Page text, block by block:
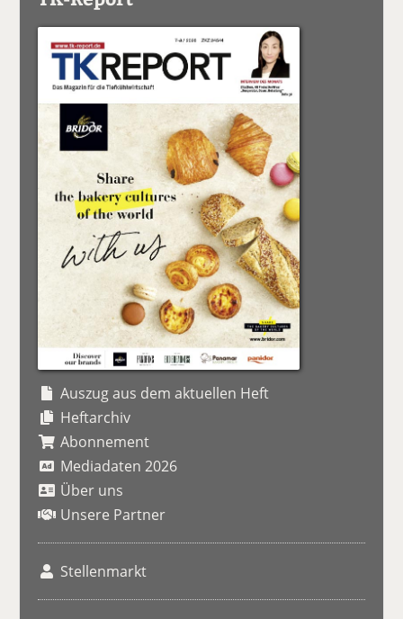
Auszug aus dem aktuellen Heft
Heftarchiv
Abonnement
Mediadaten 2026
Über uns
Unsere Partner
Stellenmarkt